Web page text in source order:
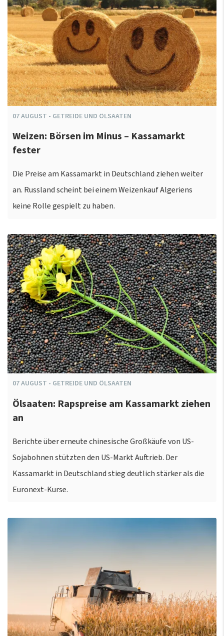
07AUGUST - GETREIDE UND ÖLSAATEN
Weizen: Börsen im Minus – Kassamarkt
fester
Die Preise am Kassamarkt in Deutschland ziehen weiter
an. Russland scheint bei einem Weizenkauf Algeriens
keine Rolle gespielt zu haben.
07AUGUST - GETREIDE UND ÖLSAATEN
Ölsaaten: Rapspreise am Kassamarkt ziehen
an
Berichte über erneute chinesische Großkäufe von US-
Sojabohnen stützten den US-Markt Auftrieb. Der
Kassamarkt in Deutschland stieg deutlich stärker als die
Euronext-Kurse.